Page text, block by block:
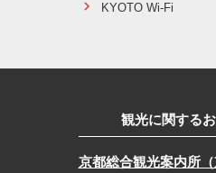
KYOTO Wi-Fi
観光に関する
京都総合観光案内所（